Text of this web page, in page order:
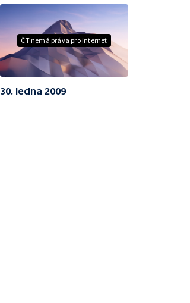
ČT nemá práva pro internet
30. ledna 2009